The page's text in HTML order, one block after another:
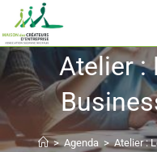
Atelier :
> Agenda > Atelier :